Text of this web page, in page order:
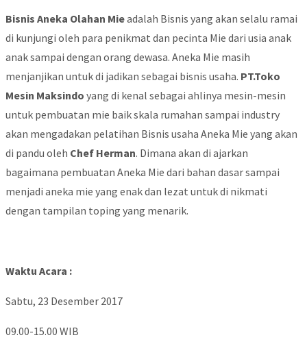
Bisnis Aneka Olahan Mieadalah Bisnis yang akan selalu ramai
di kunjungi oleh para penikmat dan pecinta Mie dari usia anak
anak sampai dengan orang dewasa. Aneka Mie masih
menjanjikan untuk di jadikan sebagai bisnis usaha. PT.Toko
Mesin Maksindo yang di kenal sebagai ahlinya mesin-mesin
untuk pembuatan mie baik skala rumahan sampai industry
akan mengadakan pelatihan Bisnis usaha Aneka Mie yang akan
di pandu oleh Chef Herman. Dimana akan di ajarkan
bagaimana pembuatan Aneka Mie dari bahan dasar sampai
menjadi aneka mie yang enak dan lezat untuk di nikmati
dengan tampilan toping yang menarik.
Waktu Acara :
Sabtu, 23 Desember 2017
09.00-15.00 WIB